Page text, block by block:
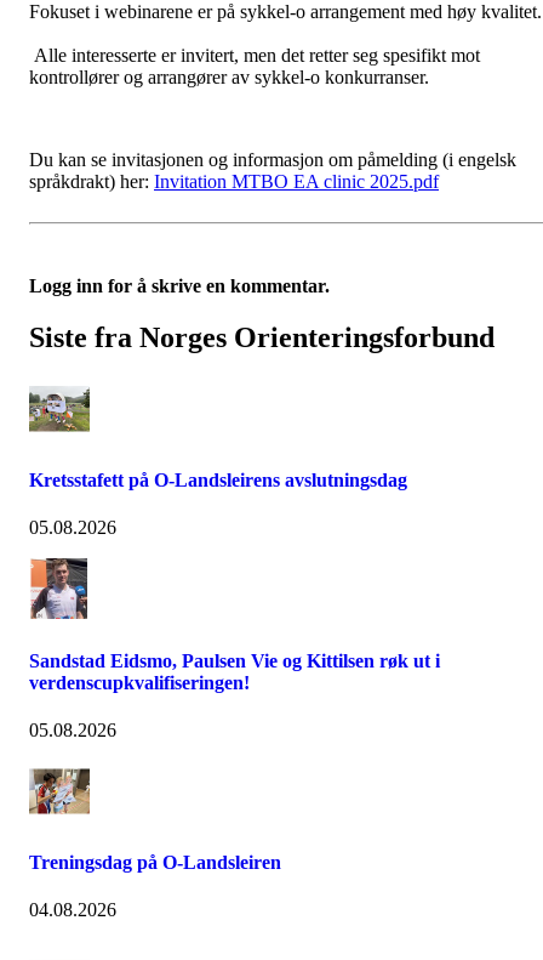
Fokuset i webinarene er på sykkel-o arrangement med høy
Alle interesserte er invitert, men det retter seg spesifikt mot
kontrollører og arrangører av sykkel-o konkurranser.
Du kan se invitasjonen og informasjon om påmelding (i engelsk
språkdrakt) her: Invitation MTBO EA clinic 2025.pdf
Logg inn for å skrive en kommentar.
Siste fra Norges Orienteringsforbund
Kretsstafett på O-Landsleirens avslutningsdag
05.08.2026
Sandstad Eidsmo, Paulsen Vie og Kittilsen røk ut i
verdenscupkvalifiseringen!
05.08.2026
Treningsdag på O-Landsleiren
04.08.2026